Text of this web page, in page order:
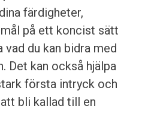
färdigheter,
på ett koncist sätt
vad du kan bidra med
Det kan också hjälpa
första intryck och
bli kallad till en